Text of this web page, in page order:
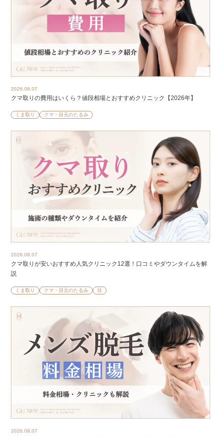
2026.08.07
クマ取りの費用はいくら？値段相場とおすすめクリニック【2026年】
くま取り クマ・目元のたるみ
2026.08.07
クマ取りが安いおすすめ人気クリニック12選！口コミやダウンタイムを解
説
くま取り クマ・目元のたるみ 目
2026.08.07